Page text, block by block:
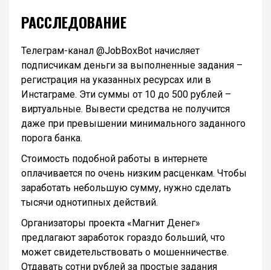
РАССЛЕДОВАНИЕ
Телеграм-канал @JobBoxBot начисляет
подписчикам деньги за выполненные задания –
регистрация на указанных ресурсах или в
Инстаграме. Эти суммы от 10 до 500 рублей –
виртуальные. Вывести средства не получится
даже при превышении минимального заданного
порога банка.
Стоимость подобной работы в интернете
оплачивается по очень низким расценкам. Чтобы
заработать небольшую сумму, нужно сделать
тысячи однотипных действий.
Организаторы проекта «Магнит Денег»
предлагают заработок гораздо больший, что
может свидетельствовать о мошенничестве.
Отдавать сотни рублей за простые задания